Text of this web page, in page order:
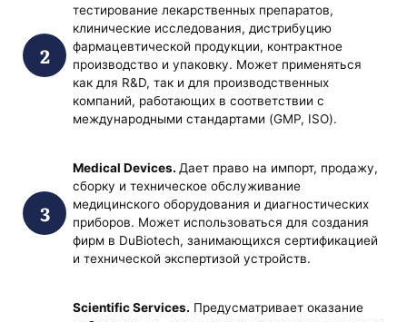
тестирование лекарственных препаратов,
клинические исследования, дистрибуцию
фармацевтической продукции, контрактное
производство и упаковку. Может применяться
как для R&D, так и для производственных
компаний, работающих в соответствии с
международными стандартами (GMP, ISO).
Medical Devices. Дает право на импорт, продажу,
сборку и техническое обслуживание
медицинского оборудования и диагностических
приборов. Может использоваться для создания
фирм в DuBiotech, занимающихся сертификацией
и технической экспертизой устройств.
Scientific Services. Предусматривает оказание